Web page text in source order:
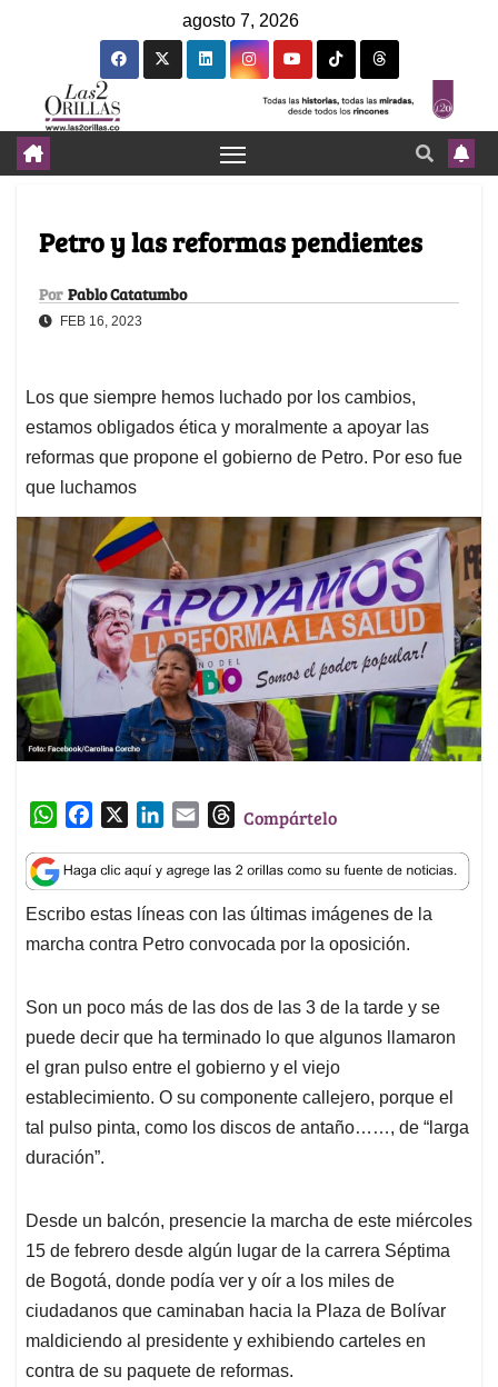
agosto 7, 2026
Petro y las reformas pendientes
Por Pablo Catatumbo
FEB 16, 2023
Los que siempre hemos luchado por los cambios,
estamos obligados ética y moralmente a apoyar las
reformas que propone el gobierno de Petro. Por eso fue
que luchamos
W
a
t
s
A
p
c
e
b
o
k
n
k
e
d
n
a
i
l
T
r
e
a
d
Compártelo
Escribo estas líneas con las últimas imágenes de la
marcha contra Petro convocada por la oposición.
Son un poco más de las dos de las 3 de la tarde y se
puede decir que ha terminado lo que algunos llamaron
el gran pulso entre el gobierno y el viejo
establecimiento. O su componente callejero, porque el
tal pulso pinta, como los discos de antaño……, de “larga
duración”.
Desde un balcón, presencie la marcha de este miércoles
15 de febrero desde algún lugar de la carrera Séptima
de Bogotá, donde podía ver y oír a los miles de
ciudadanos que caminaban hacia la Plaza de Bolívar
maldiciendo al presidente y exhibiendo carteles en
contra de su paquete de reformas.